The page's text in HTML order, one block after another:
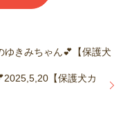
ゆきみちゃん💕【保護犬
【保護犬カ